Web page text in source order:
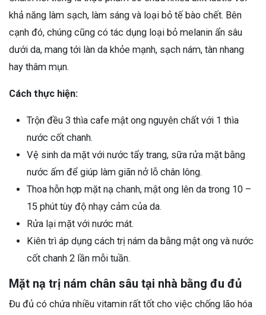
khả năng làm sạch, làm sáng và loại bỏ tế bào chết. Bên
cạnh đó, chúng cũng có tác dụng loại bỏ melanin ẩn sâu
dưới da, mang tới làn da khỏe mạnh, sạch nám, tàn nhang
hay thâm mụn.
Cách thực hiện:
Trộn đều 3 thìa cafe mật ong nguyên chất với 1 thìa
nước cốt chanh.
Vệ sinh da mặt với nước tẩy trang, sữa rửa mặt bằng
nước ấm để giúp làm giãn nở lỗ chân lông.
Thoa hỗn hợp mặt nạ chanh, mật ong lên da trong 10 –
15 phút tùy độ nhạy cảm của da.
Rửa lại mặt với nước mát.
Kiên trì áp dụng cách trị nám da bằng mật ong và nước
cốt chanh 2 lần mỗi tuần.
Mặt nạ trị nám chân sâu tại nhà bằng đu đủ
Đu đủ có chứa nhiều vitamin rất tốt cho việc chống lão hóa